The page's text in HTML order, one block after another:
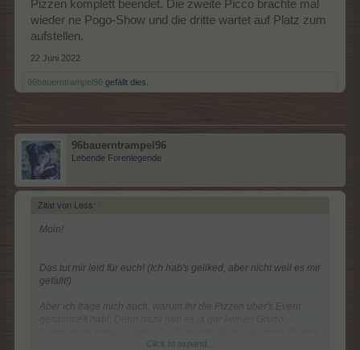
Pizzen komplett beendet. Die zweite Picco brachte mal
wieder ne Pogo-Show und die dritte wartet auf Platz zum
aufstellen.
22 Juni 2022
96bauerntrampel96 gefällt dies.
96bauerntrampel96
Lebende Forenlegende
Zitat von Less: ↑
Moin!
Das tut mir leid für euch! (Ich hab's geliked, aber nicht weil es mir
gefällt!)
Aber ich frage mich auch, warum ihr die Pizzen über's Event
komplett beendet. Die zweite Picco brachte mal wieder ne Pogo-
Click to expand...